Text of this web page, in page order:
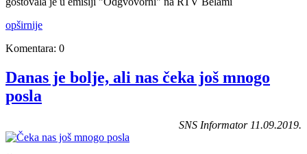
opširnije
Komentara: 0
Danas je bolje, ali nas čeka još mnogo
posla
SNS Informator 11.09.2019.